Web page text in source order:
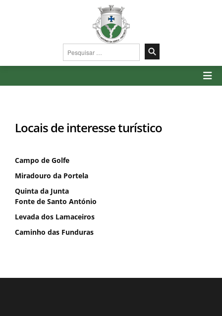
Pesquisar
por:
Locais de interesse turístico
Campo de Golfe
Miradouro da Portela
Quinta da Junta
Fonte de Santo António
Levada dos Lamaceiros
Caminho das Funduras